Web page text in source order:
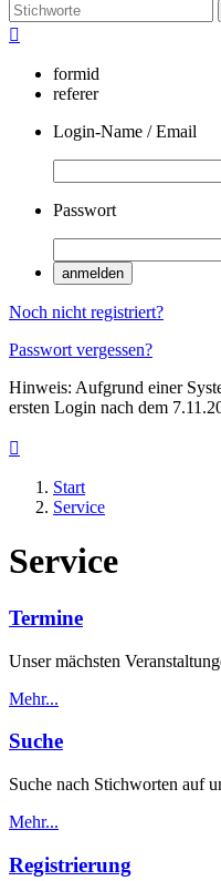

formid
referer
Login-Name / Email
Passwort
anmelden
Noch nicht registriert?
Passwort vergessen?
Hinweis: Aufgrund einer
ersten Login nach dem

Start
Service
Service
Termine
Unser mächsten
Mehr...
Suche
Suche nach Stichworten auf
Mehr...
Registrierung